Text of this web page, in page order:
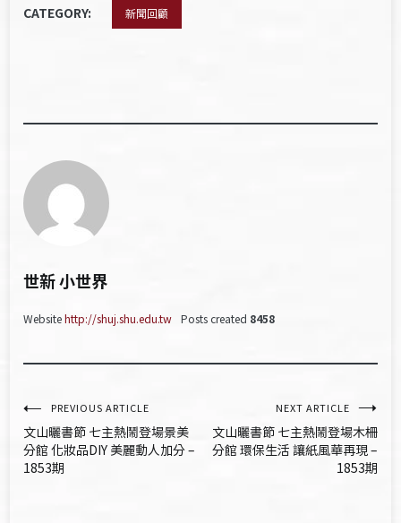
CATEGORY: 新聞回顧
世新 小世界
Websitehttp://shuj.shu.edu.tw Posts created 8458
文
章
導
PREVIOUS ARTICLE
文山曬書節 七主熱鬧登場景美
分館 化妝品DIY 美麗動人加分 –
1853期
NEXT ARTICLE
文山曬書節 七主熱鬧登場木柵
分館 環保生活 讓紙風華再現 –
1853期